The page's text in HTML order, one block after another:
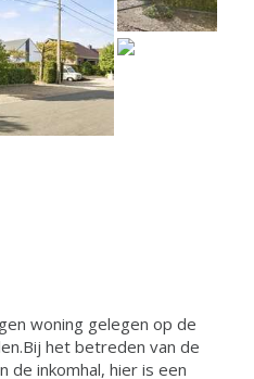
woning gelegen op de
het betreden van de
de inkomhal, hier is een